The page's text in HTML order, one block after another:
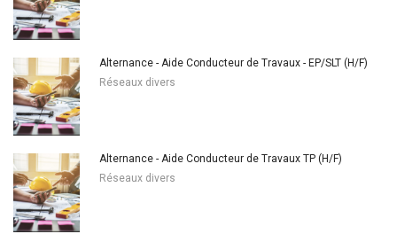
Alternance - Aide Conducteur de Travaux - EP/SLT (H/F)
Réseaux divers
Alternance - Aide Conducteur de Travaux TP (H/F)
Réseaux divers